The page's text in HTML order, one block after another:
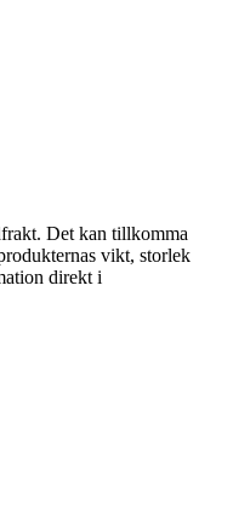
Det kan tillkomma
vikt, storlek
direkt i